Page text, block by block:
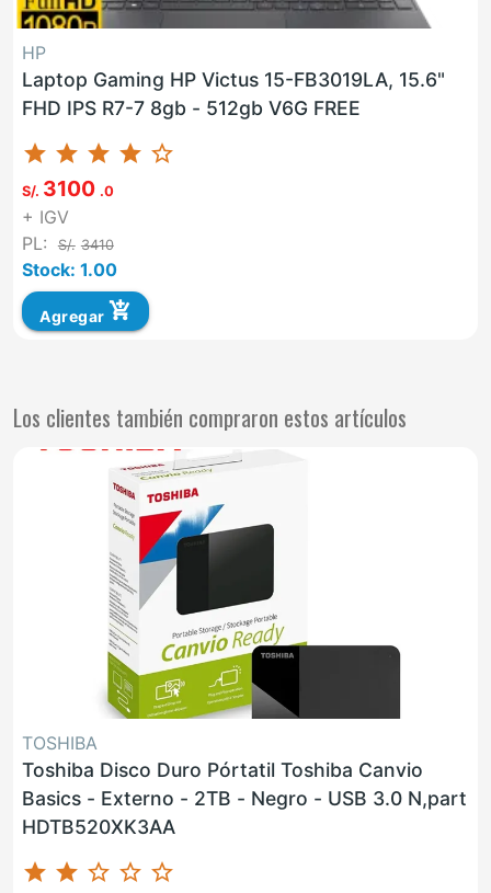
HP
Laptop Gaming HP Victus 15-FB3019LA, 15.6"
FHD IPS R7-7 8gb - 512gb V6G FREE
star star star star star_border
S/. 3100 .0
+ IGV
PL:
S/. 3410
Stock: 1.00
Agregar add_shopping_cart
Los clientes también compraron estos artículos
TOSHIBA
Toshiba Disco Duro Pórtatil Toshiba Canvio
Basics - Externo - 2TB - Negro - USB 3.0 N,part
HDTB520XK3AA
star star star_border star_border star_border